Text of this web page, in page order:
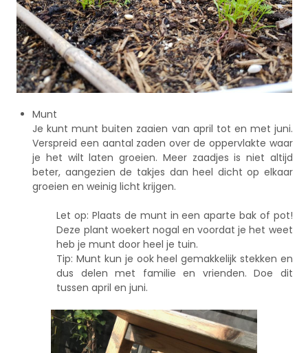
Munt
Je kunt munt buiten zaaien van april tot en met juni.
Verspreid een aantal zaden over de oppervlakte waar
je het wilt laten groeien. Meer zaadjes is niet altijd
beter, aangezien de takjes dan heel dicht op elkaar
groeien en weinig licht krijgen.
Let op: Plaats de munt in een aparte bak of pot!
Deze plant woekert nogal en voordat je het weet
heb je munt door heel je tuin.
Tip: Munt kun je ook heel gemakkelijk stekken en
dus delen met familie en vrienden. Doe dit
tussen april en juni.